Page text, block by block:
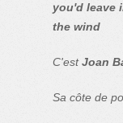
you'd leave
the wind
C'estJoan
Sa côte de